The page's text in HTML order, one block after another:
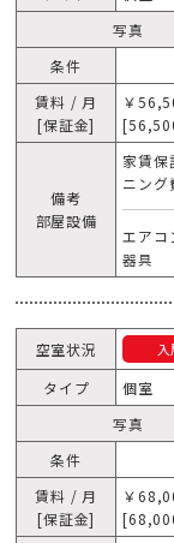
写真
条件
賃料 / 月
[保証金]
￥
備考
部屋設備
家賃保
ニング
エアコ
器具
空室状況 入
タイプ
個室
写真
条件
賃料 / 月
[保証金]
￥